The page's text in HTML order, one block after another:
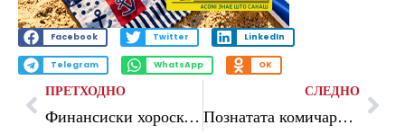
Facebook Twitter LinkedIn
Telegram WhatsApp OK
ПРЕТХОДНО
Финансиски хороскоп за јуни: Кој ќе заработи, а кој мора да штеди
СЛЕДНО
Познатата комичарка направи фејслифтинг: „Платив повеќе отколку за кој било автомобил“